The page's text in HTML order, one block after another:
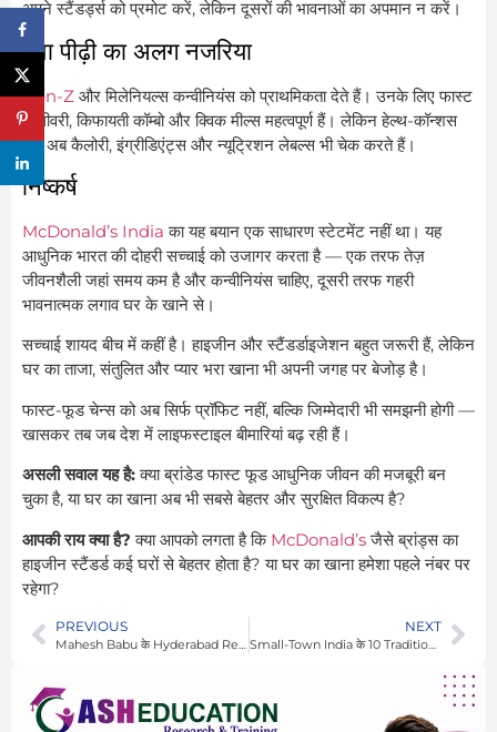
अपने स्टैंडर्ड्स को प्रमोट करें, लेकिन दूसरों की भावनाओं का अपमान न करें।
युवा पीढ़ी का अलग नजरिया
Gen-Z और मिलेनियल्स कन्वीनियंस को प्राथमिकता देते हैं। उनके लिए फास्ट
डिलीवरी, किफायती कॉम्बो और क्विक मील्स महत्वपूर्ण हैं। लेकिन हेल्थ-कॉन्शस
युवा अब कैलोरी, इंग्रीडिएंट्स और न्यूट्रिशन लेबल्स भी चेक करते हैं।
निष्कर्ष
McDonald’s India का यह बयान एक साधारण स्टेटमेंट नहीं था। यह
आधुनिक भारत की दोहरी सच्चाई को उजागर करता है — एक तरफ तेज़
जीवनशैली जहां समय कम है और कन्वीनियंस चाहिए, दूसरी तरफ गहरी
भावनात्मक लगाव घर के खाने से।
सच्चाई शायद बीच में कहीं है। हाइजीन और स्टैंडर्डाइजेशन बहुत जरूरी हैं, लेकिन
घर का ताजा, संतुलित और प्यार भरा खाना भी अपनी जगह पर बेजोड़ है।
फास्ट-फूड चेन्स को अब सिर्फ प्रॉफिट नहीं, बल्कि जिम्मेदारी भी समझनी होगी —
खासकर तब जब देश में लाइफस्टाइल बीमारियां बढ़ रही हैं।
असली सवाल यह है:क्या ब्रांडेड फास्ट फूड आधुनिक जीवन की मजबूरी बन
चुका है, या घर का खाना अब भी सबसे बेहतर और सुरक्षित विकल्प है?
आपकी राय क्या है? क्या आपको लगता है कि McDonald’sजैसे ब्रांड्स का
हाइजीन स्टैंडर्ड कई घरों से बेहतर होता है? या घर का खाना हमेशा पहले नंबर पर
रहेगा?
PREVIOUS
Mahesh Babu के Hyderabad Restaurant में पानी और Diet Coke की कीमतों ने उड़ाए लोगों के होश
NEXT
Small-Town India के 10 Traditional Breakfast जो Modern Brunch को भी पीछे छोड़ देते हैं